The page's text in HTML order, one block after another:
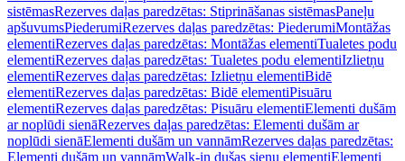
sistēmasRezerves daļas paredzētas: Stiprināšanas sistēmasPaneļu
apšuvumsPiederumiRezerves daļas paredzētas: PiederumiMontāžas
elementiRezerves daļas paredzētas: Montāžas elementiTualetes podu
elementiRezerves daļas paredzētas: Tualetes podu elementiIzlietņu
elementiRezerves daļas paredzētas: Izlietņu elementiBidē
elementiRezerves daļas paredzētas: Bidē elementiPisuāru
elementiRezerves daļas paredzētas: Pisuāru elementiElementi dušām
ar noplūdi sienāRezerves daļas paredzētas: Elementi dušām ar
noplūdi sienāElementi dušām un vannāmRezerves daļas paredzētas:
Elementi dušām un vannāmWalk-in dušas sienu elementiElementi